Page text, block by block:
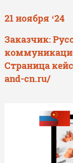
21 ноября ‘24
Заказчик:
Страница
and-cn.ru/